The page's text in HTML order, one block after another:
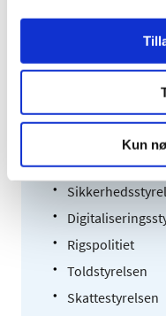
Kun
Konkurrence-
Forbruger
Patent- og
Rigspolitiet
Toldstyrelsen
Skattestyrelsen